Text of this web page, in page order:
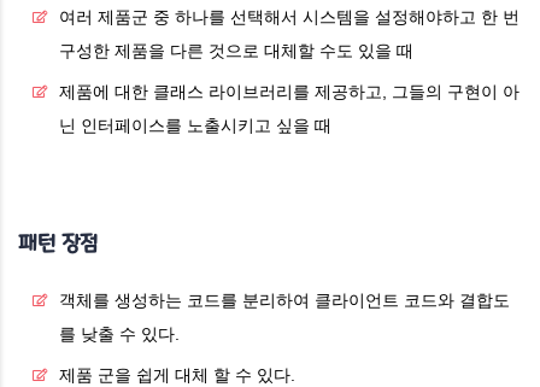
여러 제품군 중 하나를 선택해서 시스템을 설정해야하고 한 번
구성한 제품을 다른 것으로 대체할 수도 있을 때
제품에 대한 클래스 라이브러리를 제공하고, 그들의 구현이 아
닌 인터페이스를 노출시키고 싶을 때
패턴 장점
객체를 생성하는 코드를 분리하여 클라이언트 코드와 결합도
를 낮출 수 있다.
제품 군을 쉽게 대체 할 수 있다.